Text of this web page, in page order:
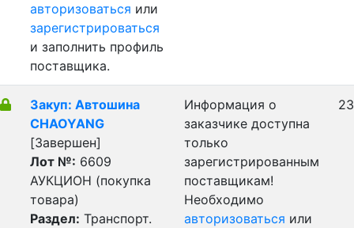
авторизоваться или
зарегистрироваться
и заполнить профиль
поставщика.
Закуп: Автошина
CHAOYANG
[Завершен]
Лот №: 6609
АУКЦИОН (покупка
товара)
Раздел: Транспорт.
Информация о
заказчике доступна
только
зарегистрированным
поставщикам!
Необходимо
авторизоваться или